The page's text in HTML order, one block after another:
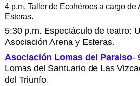
4 p.m. Taller de Ecohéroes a cargo de
Esteras.
5:30 p.m. Espectáculo de teatro:
Asociación Arena y Esteras.
Asociación Lomas del Paraiso-
Lomas del Santuario de Las
del Triunfo.